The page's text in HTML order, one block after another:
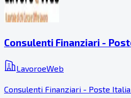
Consulenti Finanziari -
LavoroeWeb
Consulenti Finanziari - Poste